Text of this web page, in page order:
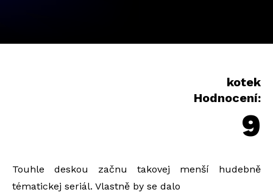
kotek
Hodnocení:
9
Touhle deskou začnu takovej menší hudebně
tématickej seriál. Vlastně by se dalo